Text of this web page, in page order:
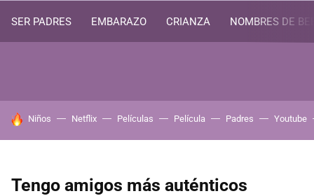
SER PADRES EMBARAZO CRIANZA NOMBRES DE
HOY SE HABLA DE
Niños Netflix Películas Película Padres Youtube
Tengo amigos más auténticos